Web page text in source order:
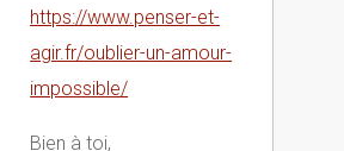
https://www.penser-et-
agir.fr/oublier-un-amour-
impossible/
Bien à toi,